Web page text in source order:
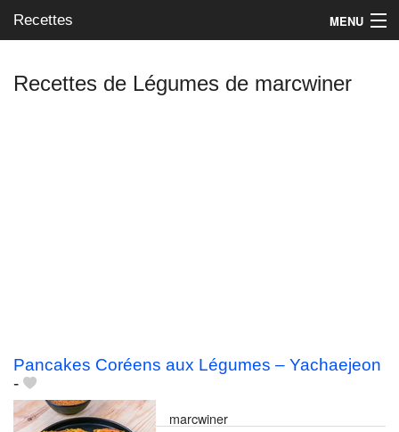
Recettes MENU
Recettes de Légumes de marcwiner
Pancakes Coréens aux Légumes – Yachaejeon
-
marcwiner